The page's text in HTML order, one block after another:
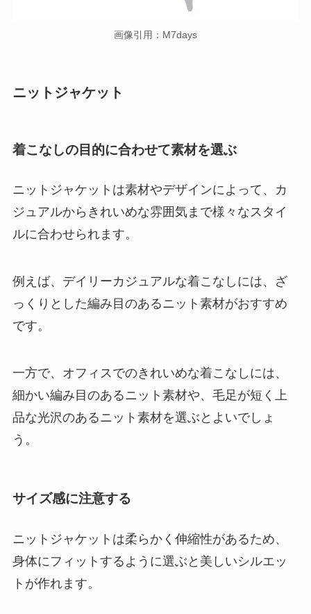
画像引用：M7days
ニットジャケット
着こなしの目的に合わせて素材を選ぶ
ニットジャケットは素材やデザインによって、カ
ジュアルからきれいめな雰囲気まで様々なスタイ
ルに合わせられます。
例えば、デイリーカジュアルな着こなしには、ざ
っくりとした編み目のあるニット素材がおすすめ
です。
一方で、オフィスでのきれいめな着こなしには、
細かい編み目のあるニット素材や、毛足が短く上
品な光沢のあるニット素材を選ぶとよいでしょ
う。
サイズ感に注意する
ニットジャケットは柔らかく伸縮性があるため、
身体にフィットするように選ぶと美しいシルエッ
トが作れます。